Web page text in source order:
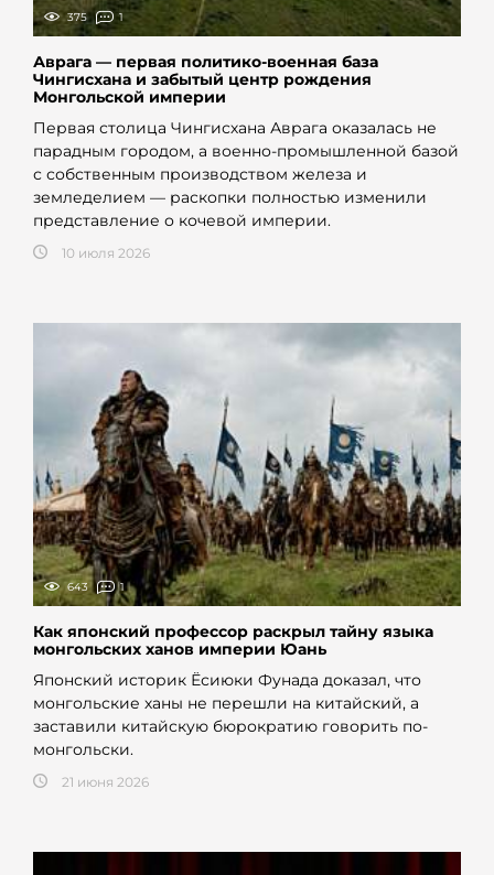
375 1
Аврага — первая политико-военная база
Чингисхана и забытый центр рождения
Монгольской империи
Первая столица Чингисхана Аврага оказалась не
парадным городом, а военно-промышленной базой
с собственным производством железа и
земледелием — раскопки полностью изменили
представление о кочевой империи.
10 июля 2026
643 1
Как японский профессор раскрыл тайну языка
монгольских ханов империи Юань
Японский историк Ёсиюки Фунада доказал, что
монгольские ханы не перешли на китайский, а
заставили китайскую бюрократию говорить по-
монгольски.
21 июня 2026